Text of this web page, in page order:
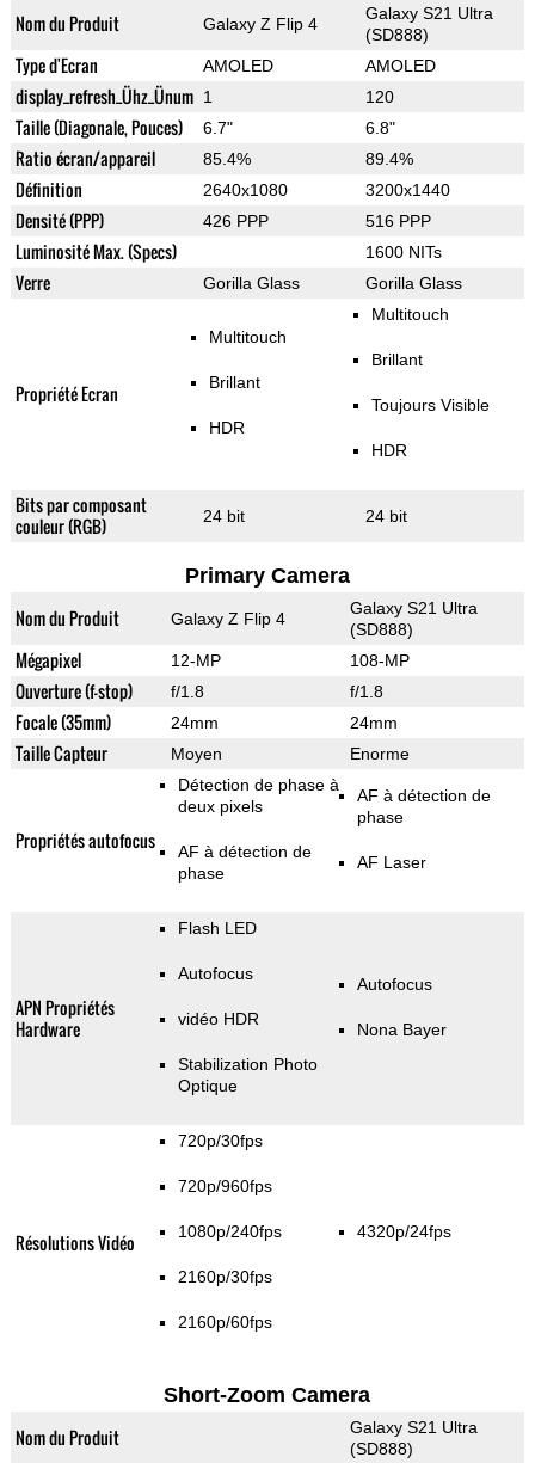
Nom du Produit Galaxy Z Flip 4
Galaxy S21 Ultra
(SD888)
Type d'Ecran AMOLED AMOLED
display_refresh_Ühz_Ünum 1 120
Taille (Diagonale, Pouces) 6.7" 6.8"
Ratio écran/appareil 85.4% 89.4%
Définition 2640x1080 3200x1440
Densité (PPP) 426 PPP 516 PPP
Luminosité Max. (Specs) 1600 NITs
Verre Gorilla Glass Gorilla Glass
Propriété Ecran
Multitouch
Brillant
HDR
Multitouch
Brillant
Toujours Visible
HDR
Bits par composant
couleur (RGB)
24 bit 24 bit
Primary Camera
Nom du Produit Galaxy Z Flip 4
Galaxy S21 Ultra
(SD888)
Mégapixel 12-MP 108-MP
Ouverture (f-stop) f/1.8 f/1.8
Focale (35mm) 24mm 24mm
Taille Capteur Moyen Enorme
Propriétés autofocus
Détection de phase à
deux pixels
AF à détection de
phase
AF à détection de
phase
AF Laser
APN Propriétés
Hardware
Flash LED
Autofocus
vidéo HDR
Stabilization Photo
Optique
Autofocus
Nona Bayer
Résolutions Vidéo
720p/30fps
720p/960fps
1080p/240fps
2160p/30fps
2160p/60fps
4320p/24fps
Short-Zoom Camera
Nom du Produit
Galaxy S21 Ultra
(SD888)